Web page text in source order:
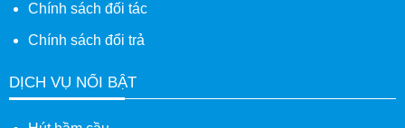
Chính sách đối tác
Chính sách đổi trả
DỊCH VỤ NỔI BẬT